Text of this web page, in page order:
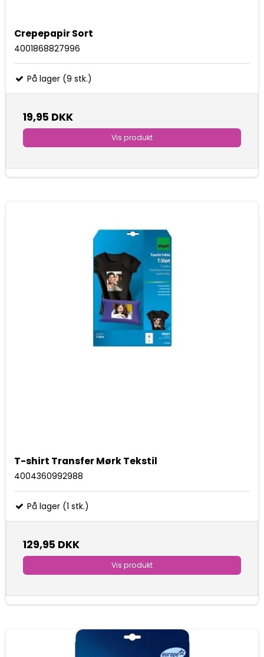
Crepepapir Sort
4001868827996
På lager (9 stk.)
19,95 DKK
Vis produkt
T-shirt Transfer Mørk Tekstil
4004360992988
På lager (1 stk.)
129,95 DKK
Vis produkt